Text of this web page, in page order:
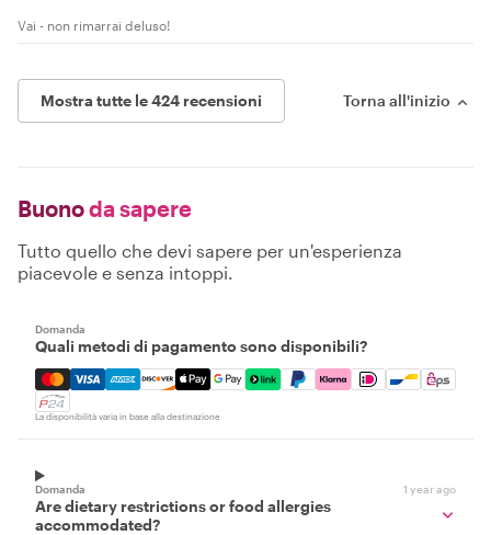
Vai - non rimarrai deluso!
Mostra tutte le 424 recensioni Torna all'inizio
Buonoda sapere
Tutto quello che devi sapere per un'esperienza
piacevole e senza intoppi.
Domanda
Quali metodi di pagamento sono disponibili?
Mastercard, Visa, Amex, Discover, Apple Pay, Google
La disponibilità varia in base alla destinazione
Domanda 1 year ago
Are dietary restrictions or food allergies
accommodated?